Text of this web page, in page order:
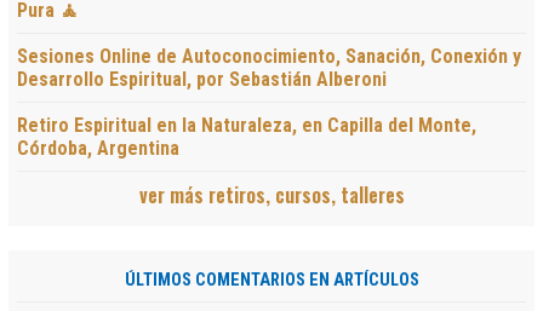
Pura 🧘
Sesiones Online de Autoconocimiento, Sanación, Conexión y
Desarrollo Espiritual, por Sebastián Alberoni
Retiro Espiritual en la Naturaleza, en Capilla del Monte,
Córdoba, Argentina
ver más retiros, cursos, talleres
ÚLTIMOS COMENTARIOS EN ARTÍCULOS